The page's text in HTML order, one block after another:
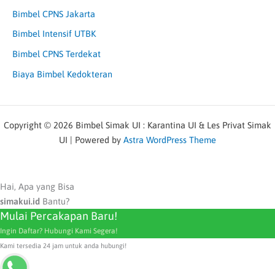
Bimbel CPNS Jakarta
Bimbel Intensif UTBK
Bimbel CPNS Terdekat
Biaya Bimbel Kedokteran
Copyright © 2026 Bimbel Simak UI : Karantina UI & Les Privat Simak
UI | Powered by Astra WordPress Theme
Hai, Apa yang Bisa
simakui.id Bantu?
Mulai Percakapan Baru!
Ingin Daftar? Hubungi Kami Segera!
Kami tersedia 24 jam untuk anda hubungi!